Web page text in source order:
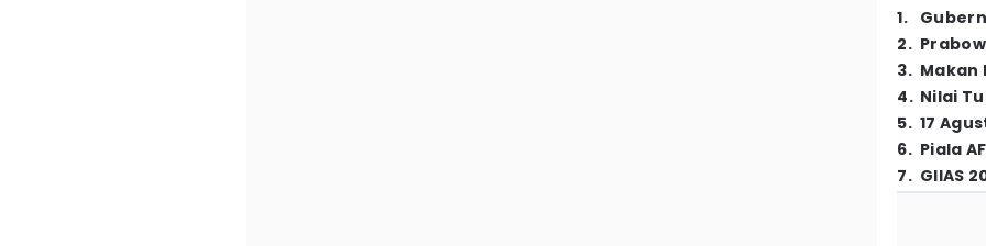
1.
2.
3. Makan
4. Nilai
5. 17
6. Piala
7. GIIAS